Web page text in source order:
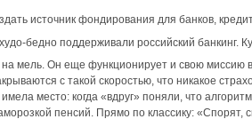
источник фондирования для банков,
бедно поддерживали российский банкинг.
мель. Он еще функционирует и свою
с такой скоростью, что никакое
место: когда «вдруг» поняли, что
пенсий. Прямо по классику: «Спорят,